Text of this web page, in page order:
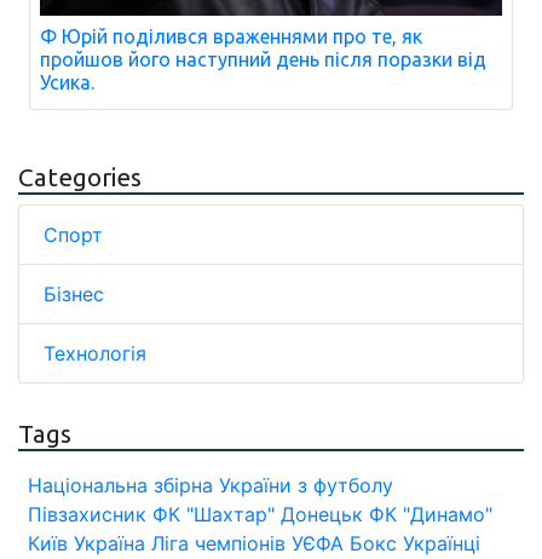
Ф Юрій поділився враженнями про те, як
пройшов його наступний день після поразки від
Усика.
Categories
Спорт
Бізнес
Технологія
Tags
Національна збірна України з футболу
Півзахисник ФК "Шахтар" Донецьк ФК "Динамо"
Київ Україна Ліга чемпіонів УЄФА Бокс Українці